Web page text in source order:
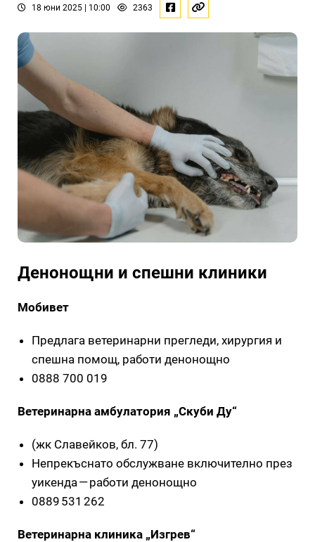
18 юни 2025 | 10:00 2363
Денонощни и спешни клиники
Мобивет
Предлага ветеринарни прегледи, хирургия и
спешна помощ, работи денонощно
0888 700 019
Ветеринарна амбулатория „Скуби Ду“
(жк Славейков, бл. 77)
Непрекъснато обслужване включително през
уикенда — работи денонощно
0889 531 262
Ветеринарна клиника „Изгрев“